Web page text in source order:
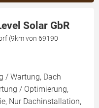
Solar GbR
(9km von 69190
/ Wartung, Dach
/ Optimierung,
Nur Dachinstallation,